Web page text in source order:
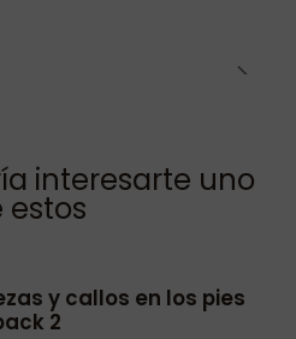
interesarte uno
estos
y callos en los pies
2